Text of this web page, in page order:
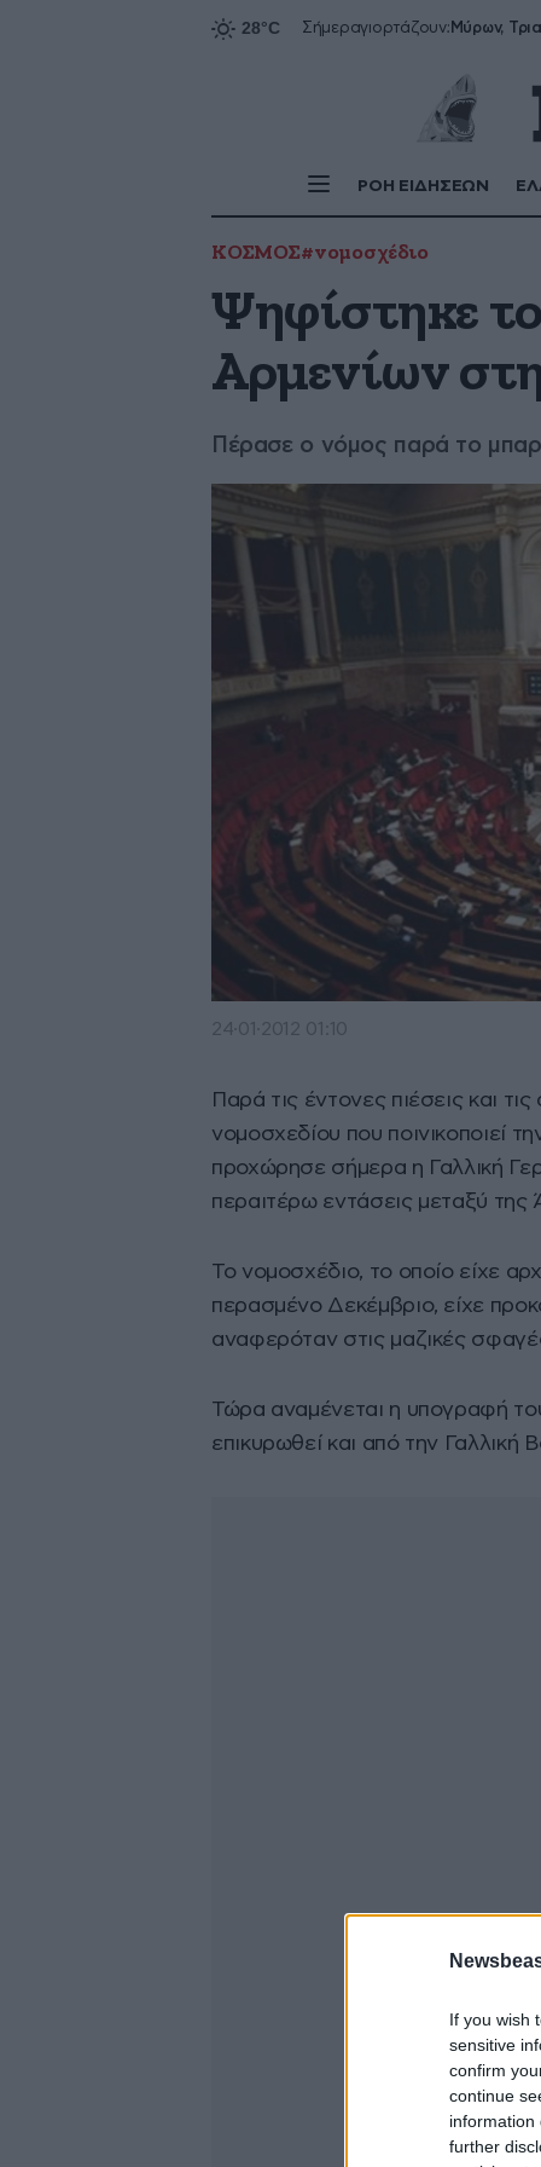
If you wish
sensitive
confirm
continue
information
further
Σήμεραγιορτάζουν:
ΡΟΗ ΕΙΔΗΣΕΩΝ
ΚΟΣΜΟΣ#νομοσχέδιο
Ψηφίστηκε
Αρμενίων
Πέρασε ο νόμος παρά το
24·01·2012 01:10
Παρά τις έντονες πιέσεις και
νομοσχεδίου που ποινικοποιεί
προχώρησε σήμερα η Γαλλική
περαιτέρω εντάσεις μεταξύ της
Το νομοσχέδιο, το οποίο είχε
περασμένο Δεκέμβριο, είχε
αναφερόταν στις μαζικές
Τώρα αναμένεται η υπογραφή
επικυρωθεί και από την